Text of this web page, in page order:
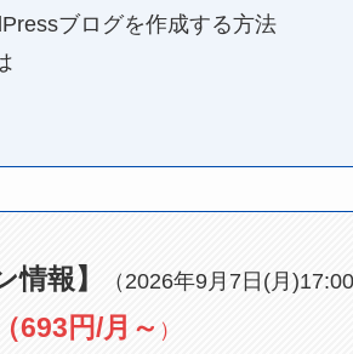
ブログを作成する方法
報】 （2026年9月7日(月)17:00
693円/月～ ）